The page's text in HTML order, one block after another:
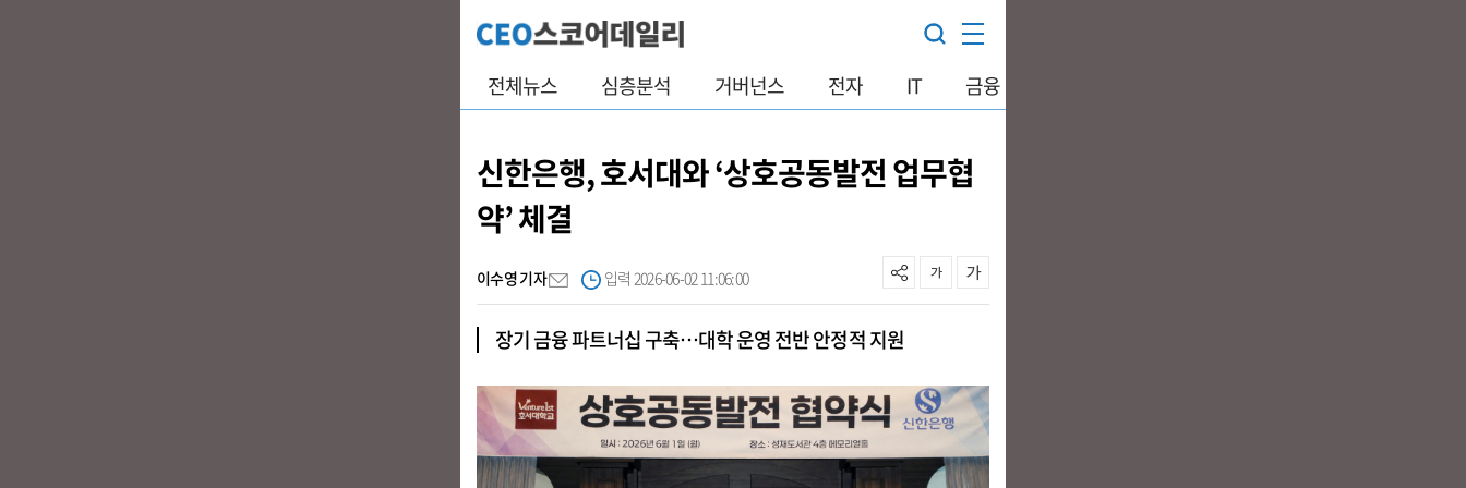
전체뉴스 심층분석 거버넌스 전자 IT 금융
신한은행, 호서대와 ‘상호공동발전 업무협
약’ 체결
이수영 기자 입력 2026-06-02 11:06:00
장기 금융 파트너십 구축…대학 운영 전반 안정적 지원